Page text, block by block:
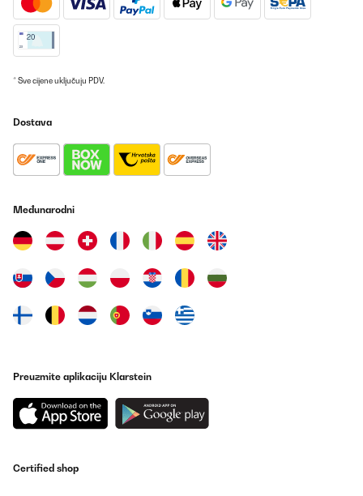
* Sve cijene uključuju PDV.
Dostava
Međunarodni
Preuzmite aplikaciju Klarstein
Certified shop